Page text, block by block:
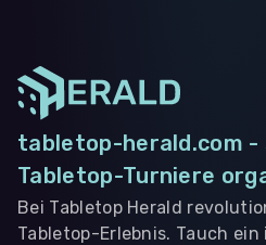
tabletop-herald.com -
Tabletop-Turniere
Bei Tabletop Herald
Tabletop-Erlebnis. Tauch